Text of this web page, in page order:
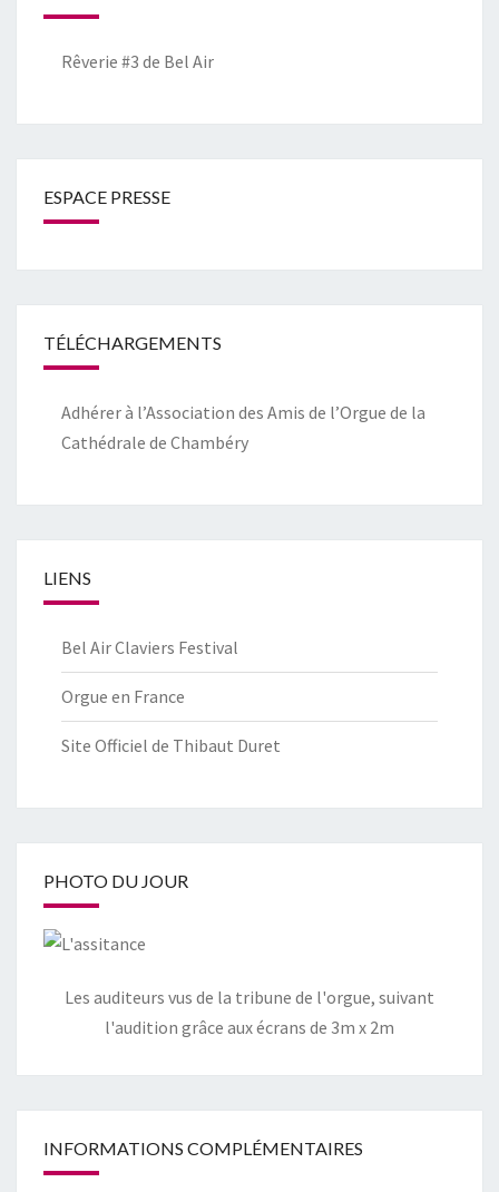
Rêverie #3 de Bel Air
ESPACE PRESSE
TÉLÉCHARGEMENTS
Adhérer à l’Association des Amis de l’Orgue de la
Cathédrale de Chambéry
LIENS
Bel Air Claviers Festival
Orgue en France
Site Officiel de Thibaut Duret
PHOTO DU JOUR
Les auditeurs vus de la tribune de l'orgue, suivant
l'audition grâce aux écrans de 3m x 2m
INFORMATIONS COMPLÉMENTAIRES